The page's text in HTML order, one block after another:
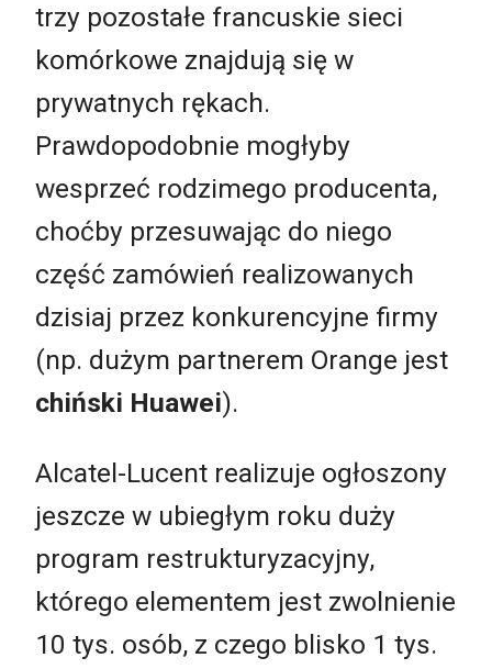
trzy pozostałe francuskie sieci
komórkowe znajdują się w
prywatnych rękach.
Prawdopodobnie mogłyby
wesprzeć rodzimego producenta,
choćby przesuwając do niego
część zamówień realizowanych
dzisiaj przez konkurencyjne firmy
(np. dużym partnerem Orange jest
chiński Huawei).
Alcatel-Lucent realizuje ogłoszony
jeszcze w ubiegłym roku duży
program restrukturyzacyjny,
którego elementem jest zwolnienie
10 tys. osób, z czego blisko 1 tys.